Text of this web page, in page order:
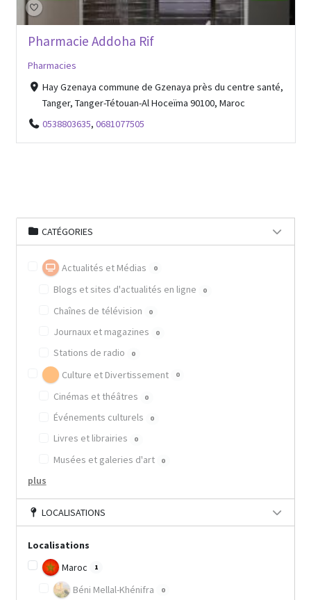
Pharmacie Addoha Rif
Pharmacies
Hay Gzenaya commune de Gzenaya près du centre santé,
Tanger, Tanger-Tétouan-Al Hoceïma 90100, Maroc
0538803635, 0681077505
CATÉGORIES
Actualités et Médias 0
Blogs et sites d'actualités en ligne 0
Chaînes de télévision 0
Journaux et magazines 0
Stations de radio 0
Culture et Divertissement 0
Cinémas et théâtres 0
Événements culturels 0
Livres et librairies 0
Musées et galeries d'art 0
plus
LOCALISATIONS
Localisations
Maroc
1
Béni Mellal-Khénifra 0